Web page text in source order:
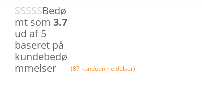
Bedø
mt som 3.7
ud af 5
baseret på
kundebedø
mmelser
(87kundeanmeldelser)